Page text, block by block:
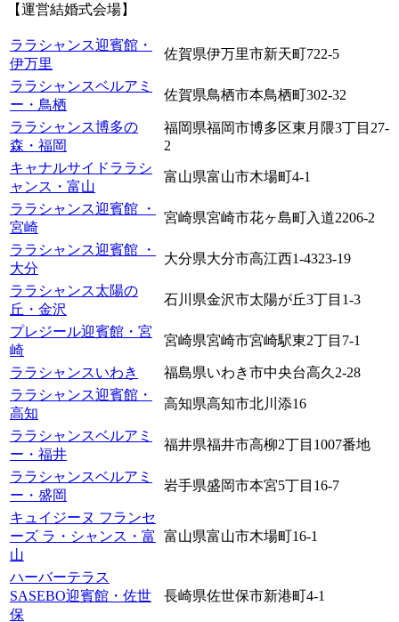
【運営結婚式会場】
ララシャンス迎賓館・
伊万里
佐賀県伊万里市新天町722-5
ララシャンスベルアミ
ー・鳥栖
佐賀県鳥栖市本鳥栖町302-32
ララシャンス博多の
森・福岡
福岡県福岡市博多区東月隈3丁目27-
2
キャナルサイドララシ
ャンス・富山
富山県富山市木場町4-1
ララシャンス迎賓館 ・
宮崎
宮崎県宮崎市花ヶ島町入道2206-2
ララシャンス迎賓館 ・
大分
大分県大分市高江西1-4323-19
ララシャンス太陽の
丘・金沢
石川県金沢市太陽が丘3丁目1-3
プレジール迎賓館・宮
崎
宮崎県宮崎市宮崎駅東2丁目7-1
ララシャンスいわき
福島県いわき市中央台高久2-28
ララシャンス迎賓館・
高知
高知県高知市北川添16
ララシャンスベルアミ
ー・福井
福井県福井市高柳2丁目1007番地
ララシャンスベルアミ
ー・盛岡
岩手県盛岡市本宮5丁目16-7
キュイジーヌ フランセ
ーズ ラ・シャンス・富
山
富山県富山市木場町16-1
ハーバーテラス
SASEBO迎賓館・佐世
保
長崎県佐世保市新港町4-1